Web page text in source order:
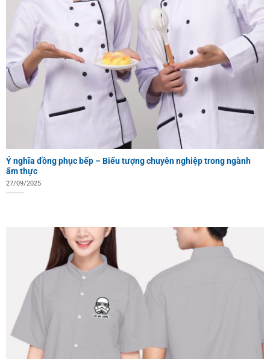
Ý nghĩa đồng phục bếp – Biểu tượng chuyên nghiệp trong ngành
ẩm thực
27/09/2025